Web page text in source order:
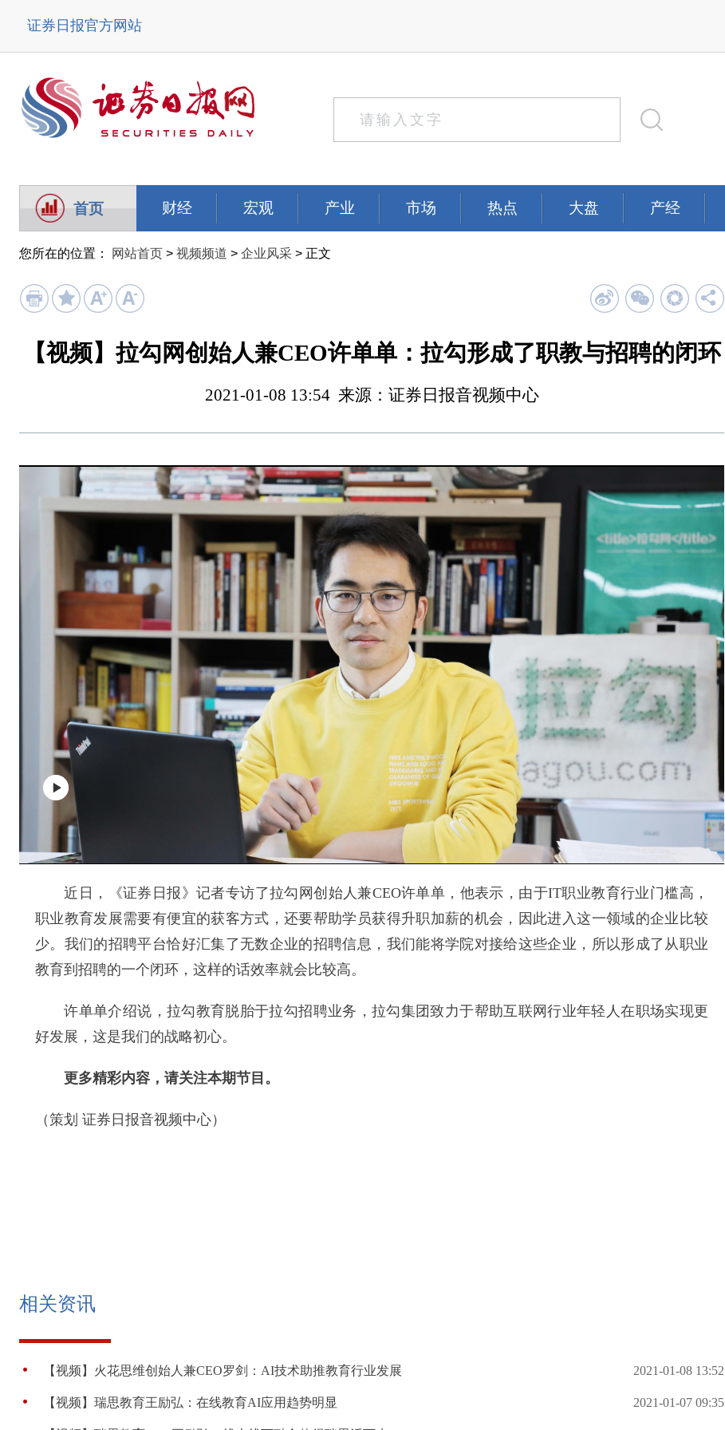
证券日报官方网站
首页 财经 宏观 产业 市场 热点 大盘 产经
您所在的位置： 网站首页 > 视频频道 > 企业风采 > 正文
【视频】拉勾网创始人兼CEO许单单：拉勾形成了职教与招聘的闭环
2021-01-08 13:54 来源：证券日报音视频中心
近日，《证券日报》记者专访了拉勾网创始人兼CEO许单单，他表示，由于IT职业教育行业门槛高，
职业教育发展需要有便宜的获客方式，还要帮助学员获得升职加薪的机会，因此进入这一领域的企业比较
少。我们的招聘平台恰好汇集了无数企业的招聘信息，我们能将学院对接给这些企业，所以形成了从职业
教育到招聘的一个闭环，这样的话效率就会比较高。
许单单介绍说，拉勾教育脱胎于拉勾招聘业务，拉勾集团致力于帮助互联网行业年轻人在职场实现更
好发展，这是我们的战略初心。
更多精彩内容，请关注本期节目。
（策划 证券日报音视频中心）
相关资讯
【视频】火花思维创始人兼CEO罗剑：AI技术助推教育行业发展 2021-01-08 13:52
【视频】瑞思教育王励弘：在线教育AI应用趋势明显 2021-01-07 09:35